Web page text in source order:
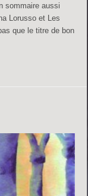
sommaire aussi
Lorusso et Les
que le titre de bon